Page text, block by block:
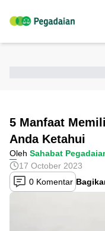
5 Manfaat
Anda Ketahui
Oleh Sahabat
17 October 2023
0 Komentar